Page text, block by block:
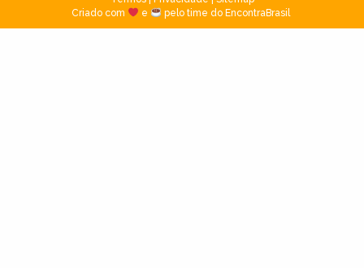
Criado com
e pelo time do EncontraBrasil